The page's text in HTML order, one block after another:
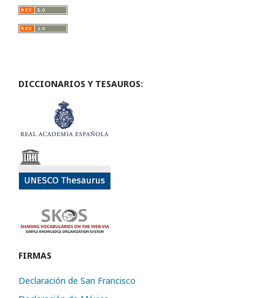
DICCIONARIOS Y TESAUROS:
FIRMAS
Declaración de San Francisco